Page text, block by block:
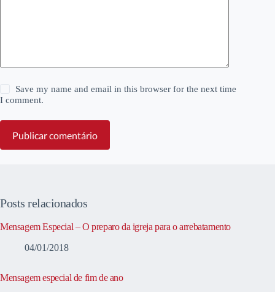
Save my name and email in this browser for the next time
I comment.
Publicar comentário
Posts relacionados
Mensagem Especial – O preparo da igreja para o arrebatamento
04/01/2018
Mensagem especial de fim de ano